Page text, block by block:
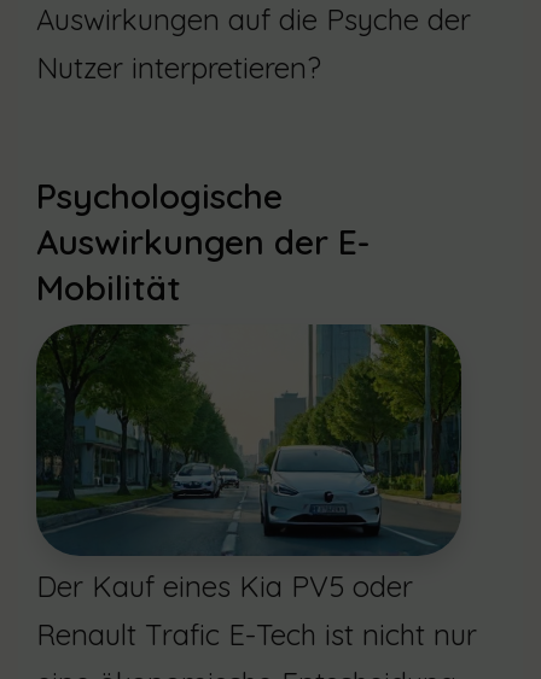
Auswirkungen auf die Psyche der
Nutzer interpretieren?
Psychologische
Auswirkungen der E-
Mobilität
Der Kauf eines Kia PV5 oder
Renault Trafic E-Tech ist nicht nur